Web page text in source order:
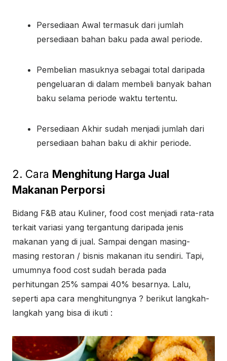
Persediaan Awal termasuk dari jumlah
persediaan bahan baku pada awal periode.
Pembelian masuknya sebagai total daripada
pengeluaran di dalam membeli banyak bahan
baku selama periode waktu tertentu.
Persediaan Akhir sudah menjadi jumlah dari
persediaan bahan baku di akhir periode.
2. Cara Menghitung Harga Jual
Makanan Perporsi
Bidang F&B atau Kuliner, food cost menjadi rata-rata
terkait variasi yang tergantung daripada jenis
makanan yang di jual. Sampai dengan masing-
masing restoran / bisnis makanan itu sendiri. Tapi,
umumnya food cost sudah berada pada
perhitungan 25% sampai 40% besarnya. Lalu,
seperti apa cara menghitungnya ? berikut langkah-
langkah yang bisa di ikuti :